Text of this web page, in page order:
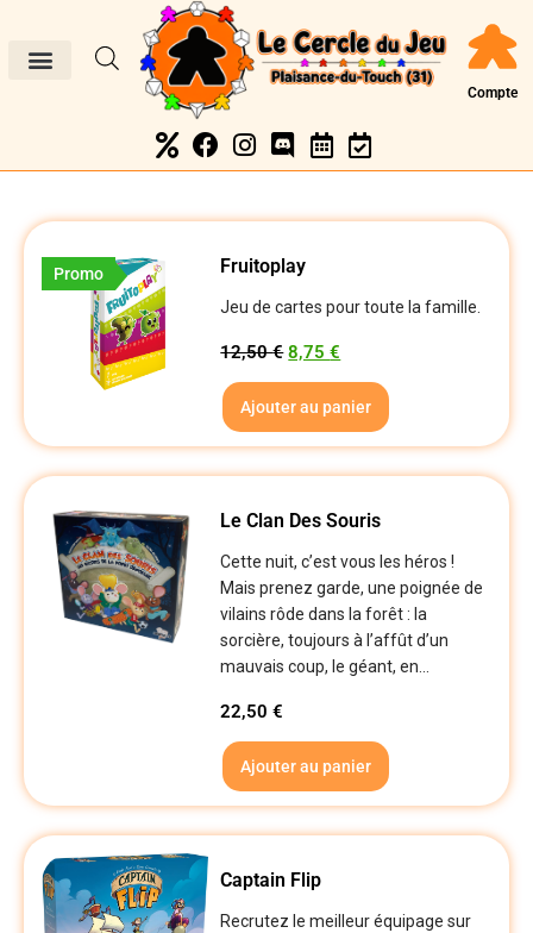
Compte
Promo Fruitoplay
Jeu de cartes pour toute la famille.
12,50€ 8,75€
Ajouter au panier
Le Clan Des Souris
Cette nuit, c’est vous les héros !
Mais prenez garde, une poignée de
vilains rôde dans la forêt : la
sorcière, toujours à l’affût d’un
mauvais coup, le géant, en...
22,50€
Ajouter au panier
Captain Flip
Recrutez le meilleur équipage sur